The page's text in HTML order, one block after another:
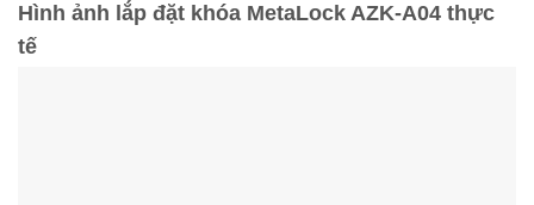
Hình ảnh lắp đặt khóa MetaLock AZK-A04 thực
tế